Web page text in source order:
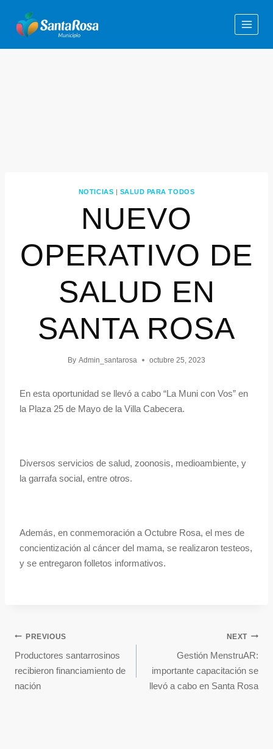
NOTICIAS | SALUD PARA TODOS
NUEVO
OPERATIVO DE
SALUD EN
SANTA ROSA
By Admin_santarosa octubre 25, 2023
En esta oportunidad se llevó a cabo “La Muni con Vos” en
la Plaza 25 de Mayo de la Villa Cabecera.
Diversos servicios de salud, zoonosis, medioambiente, y
la garrafa social, entre otros.
Además, en conmemoración a Octubre Rosa, el mes de
concientización al cáncer del mama, se realizaron testeos,
y se entregaron folletos informativos.
PREVIOUS
Productores santarrosinos
recibieron financiamiento de
nación
NEXT
Gestión MenstruAR:
importante capacitación se
llevó a cabo en Santa Rosa